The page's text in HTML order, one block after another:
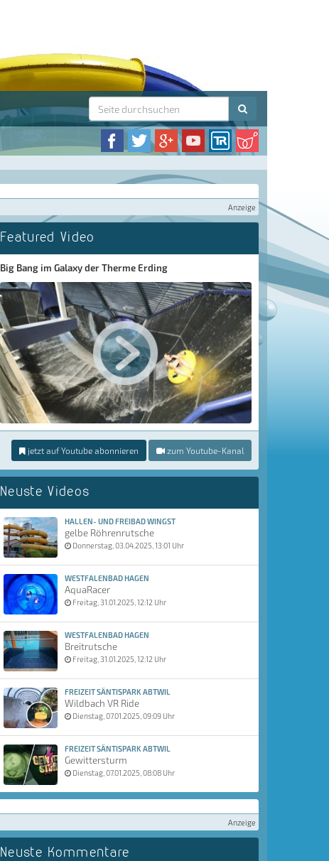
Anzeige
Featured Video
Big Bang im Galaxy der Therme Erding
jetzt auf Youtube abonnieren zum Youtube-Kanal
Neuste Videos
HALLEN- UND FREIBAD WINGST
gelbe Röhrenrutsche
Donnerstag, 03.04.2025, 13:01 Uhr
WESTFALENBAD HAGEN
AquaRacer
Freitag, 31.01.2025, 12:12 Uhr
WESTFALENBAD HAGEN
Breitrutsche
Freitag, 31.01.2025, 12:12 Uhr
FREIZEIT SÄNTISPARK ABTWIL
Wildbach VR Ride
Dienstag, 07.01.2025, 09:09 Uhr
FREIZEIT SÄNTISPARK ABTWIL
Gewittersturm
Dienstag, 07.01.2025, 08:08 Uhr
Anzeige
Neuste Kommentare